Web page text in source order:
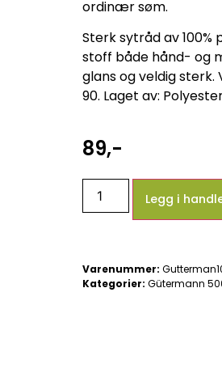
ordinær søm.
Sterk sytråd av
stoff både hånd- og
glans og veldig sterk.
90. Laget av:
89,-
Legg i
Varenummer:
Kategorier: Gütermann